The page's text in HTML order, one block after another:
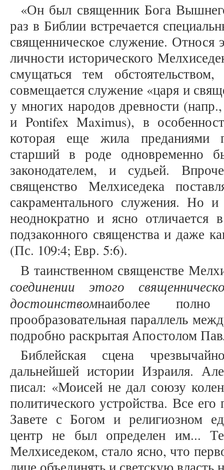
«Он был священник Бога
раз в Библии встречается
священническое служение. Относя
личности исторического
смущаться тем
совмещается служение «царя и
у многих народов древности
и Pontifex Maximus), в
которая еще жила преданиями
старший в роде
законодателем, и судьей.
священство Мелхиседека
сакраментального служения. Но
неоднократно и ясно
подзаконного священства и даже
(Пс. 109:4; Евр. 5:6).
В таинственном священстве
соединении этого
достоинствомнаиболее
прообразовательная параллель
подробно раскрытая Апостолом
Библейская сцена
дальнейшей истории Израиля.
писал: «Моисей не дал союзу
политического устройства. Все
Завете с Богом и религиозном
центр не был определен им...
Мелхиседеком, стало ясно, что